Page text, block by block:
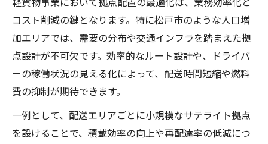
コスト削減の鍵となります。特に松戸市のような人口増
加エリアでは、需要の分布や交通インフラを踏まえた拠
点設計が不可欠です。効率的なルート設計や、ドライバ
ーの稼働状況の見える化によって、配送時間短縮や燃料
費の抑制が期待できます。
一例として、配送エリアごとに小規模なサテライト拠点
を設けることで、積載効率の向上や再配達率の低減につ